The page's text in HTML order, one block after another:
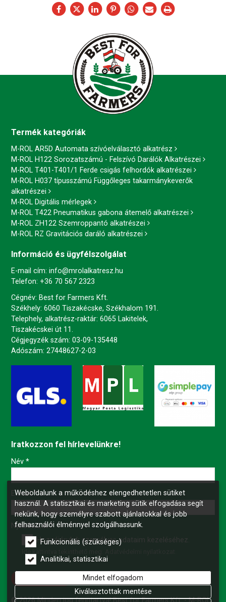
Termék kategóriák
M-ROL AR5D Automata szívóelválasztó alkatrész
M-ROL H122 Sorozatszámú - Felszívó Darálók Alkatrészei
M-ROL T401-T401/1 Ferde csigás felhordók alkatrészei
M-ROL H037 típusszámú Függőleges takarmánykeverők
alkatrészei
M-ROL Digitális mérlegek
M-ROL T422 Pneumatikus gabona átemelő alkatrészei
M-ROL ZH122 Szemroppantó alkatrészei
M-ROL RZ Gravitációs daráló alkatrészei
Információ és ügyfélszolgálat
E-mail cím: info@mrolalkatresz.hu
Telefon: +36 70 567 2323
Cégnév: Best for Farmers Kft.
Székhely: 6060 Tiszakécske, Székhalom 191.
Telephely, alkatrész-raktár: 6065 Lakitelek,
Tiszakécskei út 11.
Cégjegyzék szám: 03-09-135448
Adószám: 27448627-2-03
Iratkozzon fel hírlevelünkre!
-
-
-
Név *
E-mail*
Nyilatkozat*
Hozzájárulok személyes adataim kezeléséhez.
© 2026 Minden jog fenntartva! Best for Farmers Kft. - M-ROL
Weboldalunk a működéshez elengedhetetlen sütiket
használ. A statisztikai és marketing sütik elfogadása segít
nekünk, hogy személyre szabott ajánlatokkal és jobb
felhasználói élménnyel szolgálhassunk.
Funkcionális (szükséges)
Analitikai, statisztikai
Mindet elfogadom
Kiválasztottak mentése